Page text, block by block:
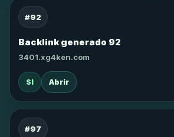
#92
Backlink generado 92
3401.xg4ken.com
SI Abrir
#97